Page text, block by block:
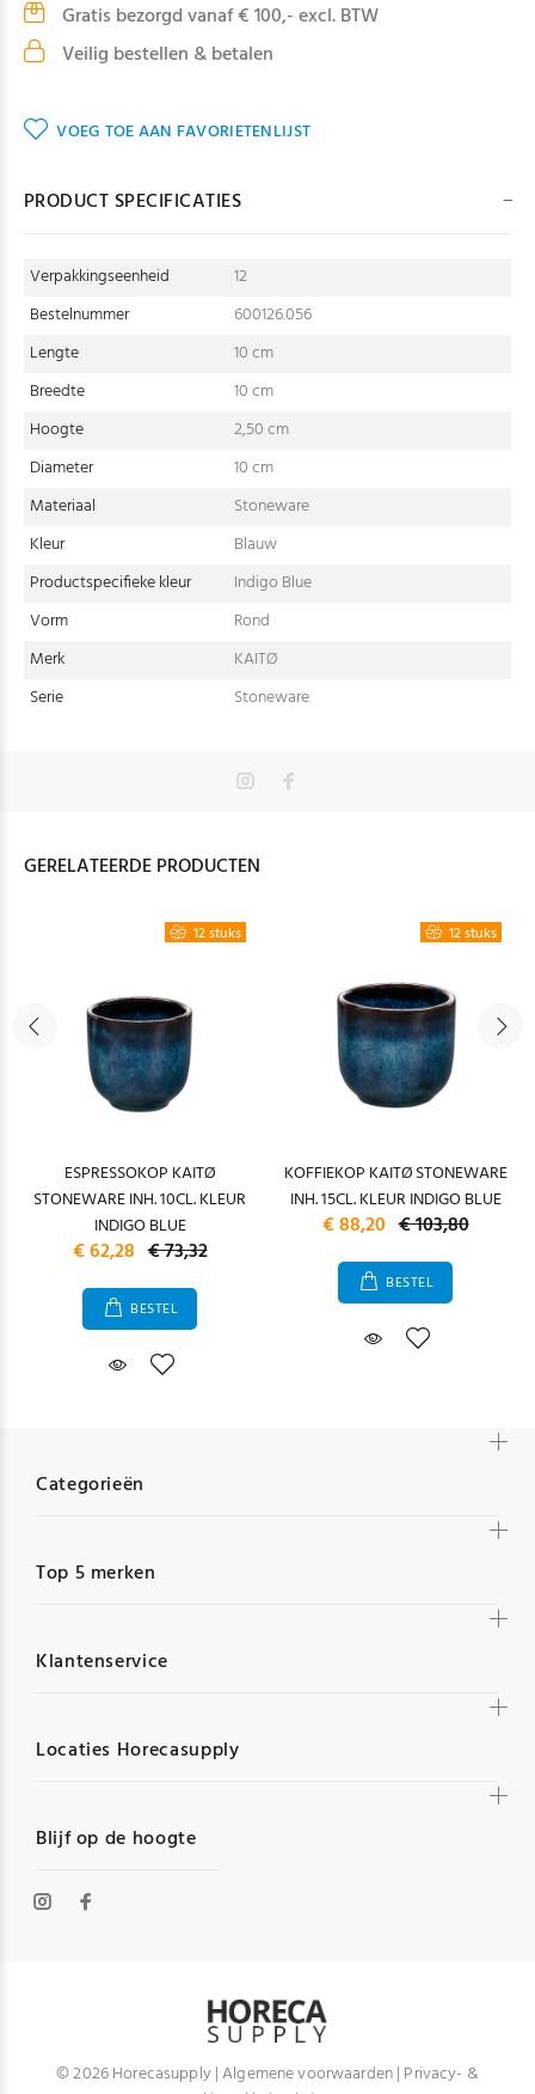
Gratis bezorgd vanaf € 100,- excl. BTW
Veilig bestellen & betalen
VOEG TOE AAN FAVORIETENLIJST
PRODUCT SPECIFICATIES
Verpakkingseenheid
12
Bestelnummer
600126.056
Lengte
10 cm
Breedte
10 cm
Hoogte
2,50 cm
Diameter
10 cm
Materiaal
Stoneware
Kleur
Blauw
Productspecifieke kleur
Indigo Blue
Vorm
Rond
Merk
KAITØ
Serie
Stoneware
GERELATEERDE PRODUCTEN
12 stuks
ESPRESSOKOP KAITØ
STONEWARE INH. 10CL. KLEUR
INDIGO BLUE
€ 62,28 € 73,32
BESTEL
12 stuks
KOFFIEKOP KAITØ STONEWARE
INH. 15CL. KLEUR INDIGO BLUE
€ 88,20 € 103,80
BESTEL
Blijf op de hoogte
Categorieën
Top 5 merken
Klantenservice
Locaties Horecasupply
© 2026 Horecasupply |Algemene voorwaarden| Privacy- &